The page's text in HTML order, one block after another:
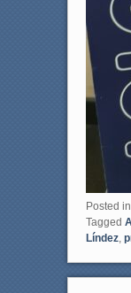
Posted in
Tagged
Líndez,